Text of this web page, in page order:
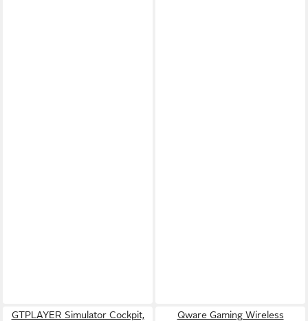
GTPLAYER Simulator Cockpit,
Qware Gaming Wireless